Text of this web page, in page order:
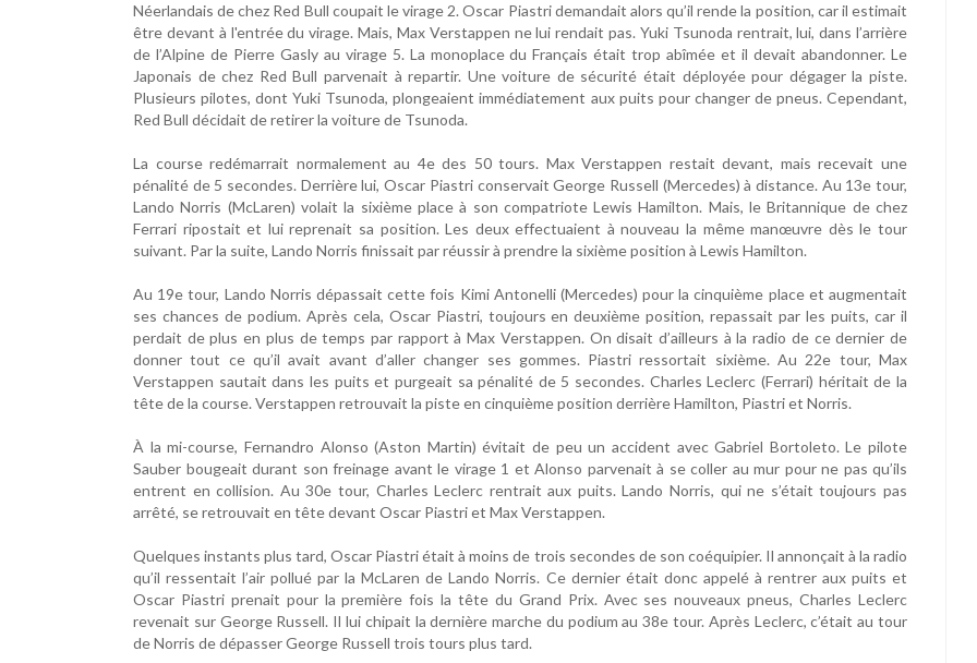
Néerlandais de chez Red Bull coupait le virage 2. Oscar Piastri demandait alors qu’il rende la position, car il estimait
être devant à l'entrée du virage. Mais, Max Verstappen ne lui rendait pas. Yuki Tsunoda rentrait, lui, dans l’arrière
de l’Alpine de Pierre Gasly au virage 5. La monoplace du Français était trop abîmée et il devait abandonner. Le
Japonais de chez Red Bull parvenait à repartir. Une voiture de sécurité était déployée pour dégager la piste.
Plusieurs pilotes, dont Yuki Tsunoda, plongeaient immédiatement aux puits pour changer de pneus. Cependant,
Red Bull décidait de retirer la voiture de Tsunoda.
La course redémarrait normalement au 4e des 50 tours. Max Verstappen restait devant, mais recevait une
pénalité de 5 secondes. Derrière lui, Oscar Piastri conservait George Russell (Mercedes) à distance. Au 13e tour,
Lando Norris (McLaren) volait la sixième place à son compatriote Lewis Hamilton. Mais, le Britannique de chez
Ferrari ripostait et lui reprenait sa position. Les deux effectuaient à nouveau la même manœuvre dès le tour
suivant. Par la suite, Lando Norris finissait par réussir à prendre la sixième position à Lewis Hamilton.
Au 19e tour, Lando Norris dépassait cette fois Kimi Antonelli (Mercedes) pour la cinquième place et augmentait
ses chances de podium. Après cela, Oscar Piastri, toujours en deuxième position, repassait par les puits, car il
perdait de plus en plus de temps par rapport à Max Verstappen. On disait d’ailleurs à la radio de ce dernier de
donner tout ce qu’il avait avant d’aller changer ses gommes. Piastri ressortait sixième. Au 22e tour, Max
Verstappen sautait dans les puits et purgeait sa pénalité de 5 secondes. Charles Leclerc (Ferrari) héritait de la
tête de la course. Verstappen retrouvait la piste en cinquième position derrière Hamilton, Piastri et Norris.
À la mi-course, Fernandro Alonso (Aston Martin) évitait de peu un accident avec Gabriel Bortoleto. Le pilote
Sauber bougeait durant son freinage avant le virage 1 et Alonso parvenait à se coller au mur pour ne pas qu’ils
entrent en collision. Au 30e tour, Charles Leclerc rentrait aux puits. Lando Norris, qui ne s’était toujours pas
arrêté, se retrouvait en tête devant Oscar Piastri et Max Verstappen.
Quelques instants plus tard, Oscar Piastri était à moins de trois secondes de son coéquipier. Il annonçait à la radio
qu’il ressentait l’air pollué par la McLaren de Lando Norris. Ce dernier était donc appelé à rentrer aux puits et
Oscar Piastri prenait pour la première fois la tête du Grand Prix. Avec ses nouveaux pneus, Charles Leclerc
revenait sur George Russell. Il lui chipait la dernière marche du podium au 38e tour. Après Leclerc, c’était au tour
de Norris de dépasser George Russell trois tours plus tard.